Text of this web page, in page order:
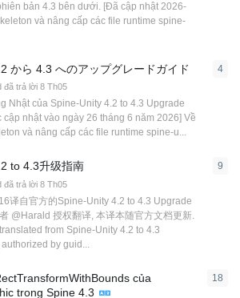
bản 4.3 bên dưới. [Đã cập nhật 2026-
và nâng cấp các file runtime spine-
から 4.3 へのアップグレードガイド
đã trả lời 8 Th05
Nhật của Spine-Unity 4.2 to 4.3 Upgrade
nhật vào ngày 26 tháng 6 năm 2026] Về
và nâng cấp các file runtime spine-u...
4
to 4.3升级指南
đã trả lời 8 Th05
译自官方的Spine-Unity 4.2 to 4.3 Upgrade
@Harald 授权翻译, 本译本随官方文档更新.
from Spine-Unity 4.2 to 4.3
by guid...
9
của
trong Spine 4.3
18